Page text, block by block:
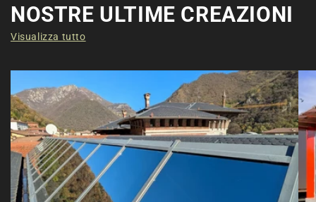
NOSTRE ULTIME CREAZIONI
Visualizza tutto